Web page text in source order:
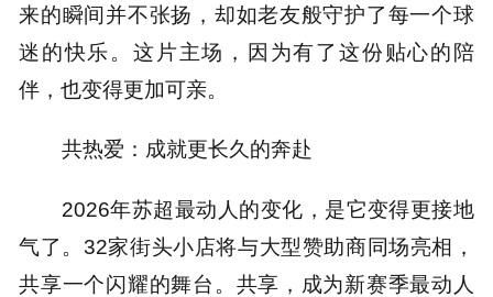
来的瞬间并不张扬，却如老友般守护了每一个球
迷的快乐。这片主场，因为有了这份贴心的陪
伴，也变得更加可亲。
共热爱：成就更长久的奔赴
2026年苏超最动人的变化，是它变得更接地
气了。32家街头小店将与大型赞助商同场亮相，
共享一个闪耀的舞台。共享，成为新赛季最动人